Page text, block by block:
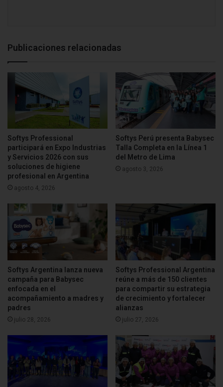
Publicaciones relacionadas
Softys Professional
participará en Expo Industrias
y Servicios 2026 con sus
soluciones de higiene
profesional en Argentina
agosto 4, 2026
Softys Perú presenta Babysec
Talla Completa en la Línea 1
del Metro de Lima
agosto 3, 2026
Softys Argentina lanza nueva
campaña para Babysec
enfocada en el
acompañamiento a madres y
padres
julio 28, 2026
Softys Professional Argentina
reúne a más de 150 clientes
para compartir su estrategia
de crecimiento y fortalecer
alianzas
julio 27, 2026